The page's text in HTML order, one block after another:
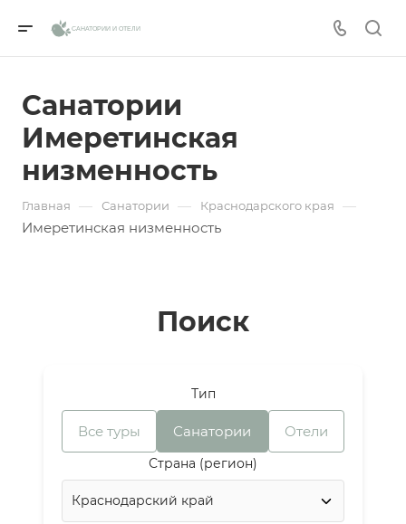
САНАТОРИИ И ОТЕЛИ
Санатории
Имеретинская
низменность
Главная — Санатории — Краснодарского края
—
Имеретинская низменность
Поиск
Тип
Все туры Санатории Отели
Страна (регион)